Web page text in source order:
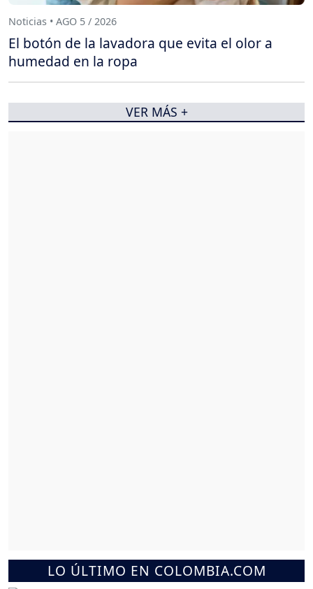
LO ÚLTIMO EN COLOMBIA.COM
Noticias • AGO 5 / 2026
El botón de la lavadora que evita el olor a
humedad en la ropa
VER MÁS +